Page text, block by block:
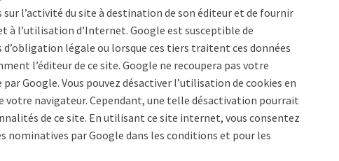
l’activité du site à destination de son éditeur et de fournir
à l’utilisation d’Internet. Google est susceptible de
d’obligation légale ou lorsque ces tiers traitent ces données
l’éditeur de ce site. Google ne recoupera pas votre
Google. Vous pouvez désactiver l’utilisation de cookies en
navigateur. Cependant, une telle désactivation pourrait
de ce site. En utilisant ce site internet, vous consentez
nominatives par Google dans les conditions et pour les